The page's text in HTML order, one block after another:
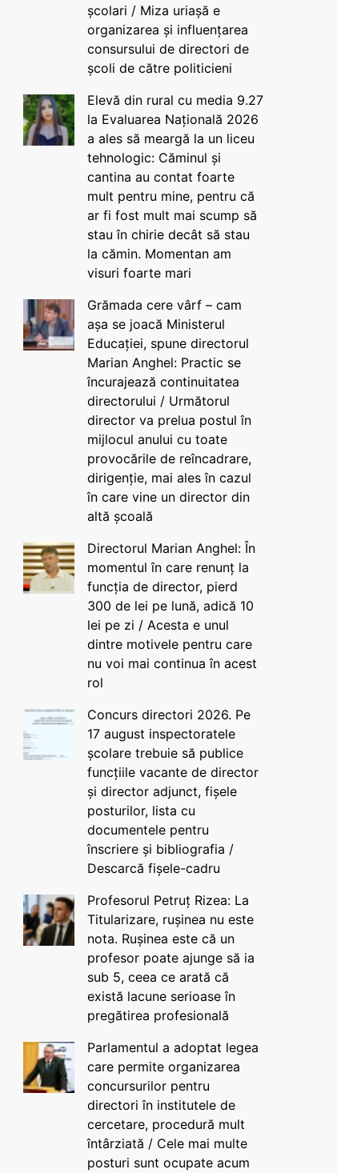
școlari / Miza uriașă e
organizarea și influențarea
consursului de directori de
școli de către politicieni
Elevă din rural cu media 9.27
la Evaluarea Națională 2026
a ales să meargă la un liceu
tehnologic: Căminul și
cantina au contat foarte
mult pentru mine, pentru că
ar fi fost mult mai scump să
stau în chirie decât să stau
la cămin. Momentan am
visuri foarte mari
Grămada cere vârf – cam
așa se joacă Ministerul
Educației, spune directorul
Marian Anghel: Practic se
încurajează continuitatea
directorului / Următorul
director va prelua postul în
mijlocul anului cu toate
provocările de reîncadrare,
dirigenție, mai ales în cazul
în care vine un director din
altă școală
Directorul Marian Anghel: În
momentul în care renunț la
funcția de director, pierd
300 de lei pe lună, adică 10
lei pe zi / Acesta e unul
dintre motivele pentru care
nu voi mai continua în acest
rol
Concurs directori 2026. Pe
17 august inspectoratele
școlare trebuie să publice
funcțiile vacante de director
și director adjunct, fișele
posturilor, lista cu
documentele pentru
înscriere și bibliografia /
Descarcă fișele-cadru
Profesorul Petruț Rizea: La
Titularizare, rușinea nu este
nota. Rușinea este că un
profesor poate ajunge să ia
sub 5, ceea ce arată că
există lacune serioase în
pregătirea profesională
Parlamentul a adoptat legea
care permite organizarea
concursurilor pentru
directori în institutele de
cercetare, procedură mult
întârziată / Cele mai multe
posturi sunt ocupate acum